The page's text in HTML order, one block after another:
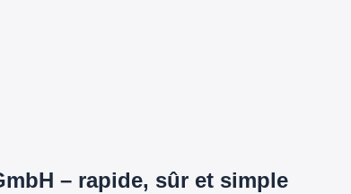
– rapide, sûr et simple